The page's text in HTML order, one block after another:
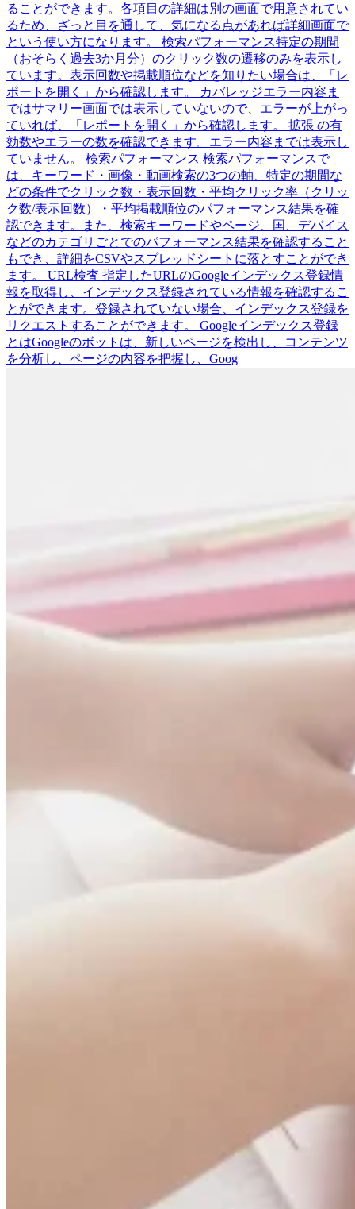
ることができます。各項目の詳細は別の画面で用意されてい
るため、ざっと目を通して、気になる点があれば詳細画面で
という使い方になります。 検索パフォーマンス特定の期間
（おそらく過去3か月分）のクリック数の遷移のみを表示し
ています。表示回数や掲載順位などを知りたい場合は、「レ
ポートを開く」から確認します。 カバレッジエラー内容ま
ではサマリー画面では表示していないので、エラーが上がっ
ていれば、「レポートを開く」から確認します。 拡張 の有
効数やエラーの数を確認できます。エラー内容までは表示し
ていません。 検索パフォーマンス 検索パフォーマンスで
は、キーワード・画像・動画検索の3つの軸、特定の期間な
どの条件でクリック数・表示回数・平均クリック率（クリッ
ク数/表示回数）・平均掲載順位のパフォーマンス結果を確
認できます。また、検索キーワードやページ、国、デバイス
などのカテゴリごとでのパフォーマンス結果を確認すること
もでき、詳細をCSVやスプレッドシートに落とすことができ
ます。 URL検査 指定したURLのGoogleインデックス登録情
報を取得し、インデックス登録されている情報を確認するこ
とができます。登録されていない場合、インデックス登録を
リクエストすることができます。 Googleインデックス登録
とはGoogleのボットは、新しいページを検出し、コンテンツ
を分析し、ページの内容を把握し、Goog